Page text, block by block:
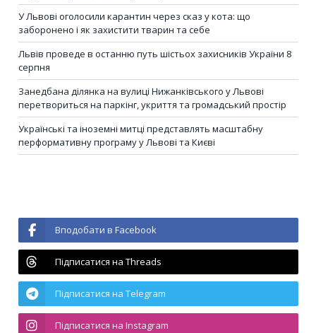
У Львові оголосили карантин через сказ у кота: що
заборонено і як захистити тварин та себе
Львів проведе в останню путь шістьох захисників України 8
серпня
Занедбана ділянка на вулиці Нижанківського у Львові
перетвориться на паркінг, укриття та громадський простір
Українські та іноземні митці представлять масштабну
перформативну програму у Львові та Києві
Вподобати в Facebook
Підписатися на Threads
Підписатися на Telegram
Підписатися на Instagram